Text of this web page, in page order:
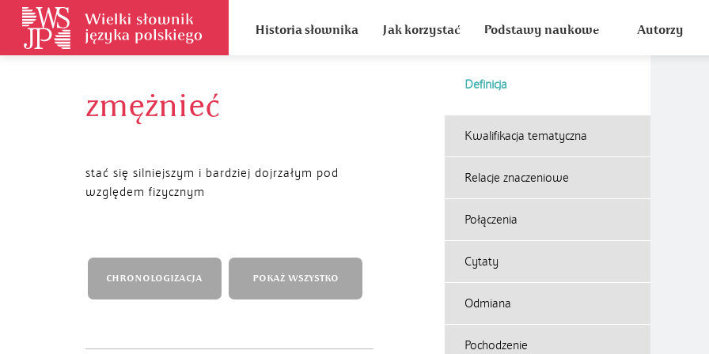
Historia słownika Jak korzystać Podstawy naukowe Autorzy
zmężnieć
Definicja
stać się silniejszym i bardziej dojrzałym pod
względem fizycznym
Kwalifikacja tematyczna
Relacje znaczeniowe
Połączenia
Cytaty
Odmiana
Pochodzenie
CHRONOLOGIZACJA POKAŻ WSZYSTKO